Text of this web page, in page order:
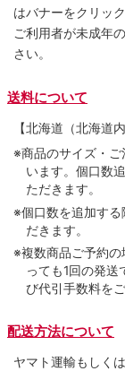
はバナーをクリッ
ご利用者が未成年
さい。
送料について
【北海道（北海道
※商品のサイズ・
います。個口数
ただきます。
※個口数を追加する
だきます。
※複数商品ご予約
っても1回の発送
び代引手数料を
配送方法について
ヤマト運輸もしく